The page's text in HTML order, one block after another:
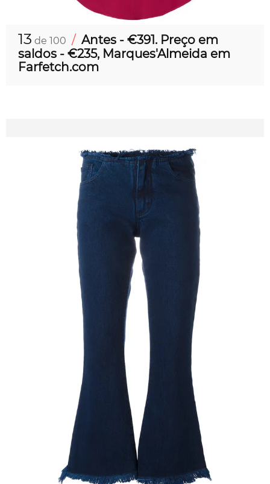
13 de 100 / Antes - €391. Preço em
saldos - €235, Marques'Almeida em
Farfetch.com